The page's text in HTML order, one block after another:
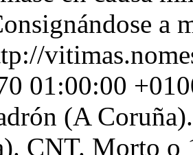
a
01:00:00
(A
CNT. Morto o